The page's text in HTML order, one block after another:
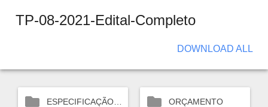
TP-08-2021-Edital-Completo
DOWNLOAD ALL
ORÇAMENTO